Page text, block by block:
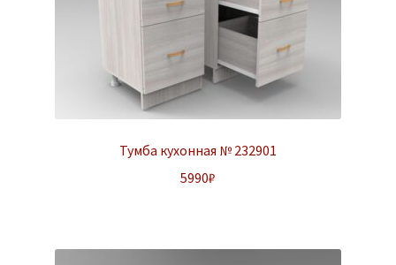
Тумба кухонная № 232901
5990₽